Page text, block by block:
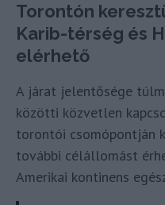
Torontón
Karib-térség és
elérhető
A járat jelentősége
közötti közvetlen
torontói csomópontján
további célállomást
Amerikai kontinens